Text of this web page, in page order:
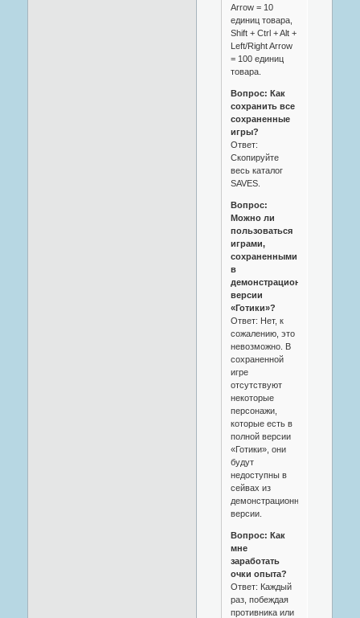
Arrow = 10
единиц товара,
Shift + Ctrl + Alt +
Left/Right Arrow
= 100 единиц
товара.
Вопрос: Как
сохранить все
сохраненные
игры?
Ответ:
Скопируйте
весь каталог
SAVES.
Вопрос:
Можно ли
пользоваться
играми,
сохраненными
в
демонстрационной
версии
«Готики»?
Ответ: Нет, к
сожалению, это
невозможно. В
сохраненной
игре
отсутствуют
некоторые
персонажи,
которые есть в
полной версии
«Готики», они
будут
недоступны в
сейвах из
демонстрационной
версии.
Вопрос: Как
мне
заработать
очки опыта?
Ответ: Каждый
раз, побеждая
противника или